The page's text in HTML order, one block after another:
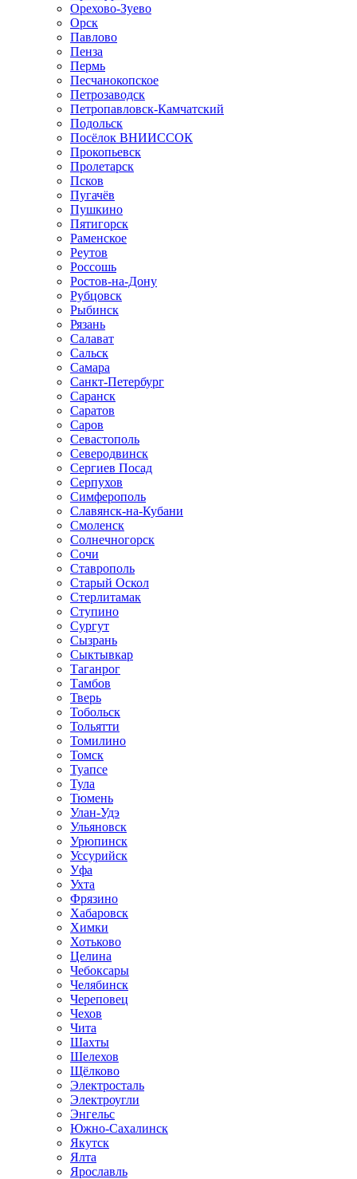
Орехово-Зуево
Орск
Павлово
Пенза
Пермь
Песчанокопское
Петрозаводск
Петропавловск-Камчатский
Подольск
Посёлок ВНИИССОК
Прокопьевск
Пролетарск
Псков
Пугачёв
Пушкино
Пятигорск
Раменское
Реутов
Россошь
Ростов-на-Дону
Рубцовск
Рыбинск
Рязань
Салават
Сальск
Самара
Санкт-Петербург
Саранск
Саратов
Саров
Севастополь
Северодвинск
Сергиев Посад
Серпухов
Симферополь
Славянск-на-Кубани
Смоленск
Солнечногорск
Сочи
Ставрополь
Старый Оскол
Стерлитамак
Ступино
Сургут
Сызрань
Сыктывкар
Таганрог
Тамбов
Тверь
Тобольск
Тольятти
Томилино
Томск
Туапсе
Тула
Тюмень
Улан-Удэ
Ульяновск
Урюпинск
Уссурийск
Уфа
Ухта
Фрязино
Хабаровск
Химки
Хотьково
Целина
Чебоксары
Челябинск
Череповец
Чехов
Чита
Шахты
Шелехов
Щёлково
Электросталь
Электроугли
Энгельс
Южно-Сахалинск
Якутск
Ялта
Ярославль